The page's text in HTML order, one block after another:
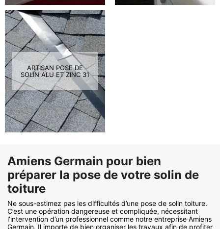
ARTISAN POSE DE
SOLIN ALU ET ZINC 31
Amiens Germain pour bien
préparer la pose de votre solin de
toiture
Ne sous-estimez pas les difficultés d’une pose de solin toiture.
C’est une opération dangereuse et compliquée, nécessitant
l’intervention d’un professionnel comme notre entreprise Amiens
Germain. Il importe de bien organiser les travaux afin de profiter